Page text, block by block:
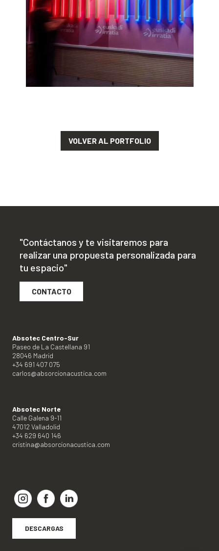
VOLVER AL PORTFOLIO
"Contáctanos y te visitaremos para
realizar una propuesta personalizada para
tu espacio"
CONTACTO
Absotec Centro-Sur
Paseo de La Castellana 91
28046 Madrid
+34 691 407 075
carlos@absorcionacustica.com
Absotec Norte
Calle Galena 9-11
47012 Valladolid
+34 629 640 146
cristina@absorcionacustica.com
DESCARGAS